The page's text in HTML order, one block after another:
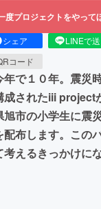
度プロジェクトをやって
シェア LINEで
コード
で１０年。震災
成されたiii project
市の小学生に震
布します。この
えるきっかけに